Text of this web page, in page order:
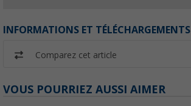
INFORMATIONS ET TÉLÉCHARGEMENTS
Comparez cet article
VOUS POURRIEZ AUSSI AIMER